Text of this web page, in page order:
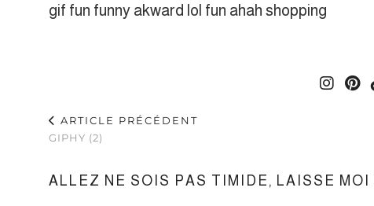
gif fun funny akward lol fun ahah shopping
ARTICLE PRÉCÉDENT
GIPHY (2)
ALLEZ NE SOIS PAS TIMIDE, LAISSE